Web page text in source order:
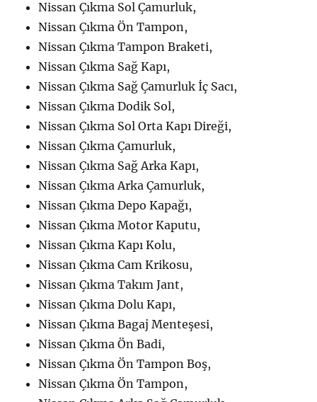
Nissan Çıkma Sol Çamurluk,
Nissan Çıkma Ön Tampon,
Nissan Çıkma Tampon Braketi,
Nissan Çıkma Sağ Kapı,
Nissan Çıkma Sağ Çamurluk İç Sacı,
Nissan Çıkma Dodik Sol,
Nissan Çıkma Sol Orta Kapı Direği,
Nissan Çıkma Çamurluk,
Nissan Çıkma Sağ Arka Kapı,
Nissan Çıkma Arka Çamurluk,
Nissan Çıkma Depo Kapağı,
Nissan Çıkma Motor Kaputu,
Nissan Çıkma Kapı Kolu,
Nissan Çıkma Cam Krikosu,
Nissan Çıkma Takım Jant,
Nissan Çıkma Dolu Kapı,
Nissan Çıkma Bagaj Menteşesi,
Nissan Çıkma Ön Badi,
Nissan Çıkma Ön Tampon Boş,
Nissan Çıkma Ön Tampon,